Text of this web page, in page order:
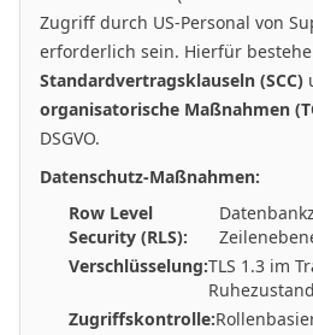
Zugriff durch US-Personal von
erforderlich sein. Hierfür
Standardvertragsklauseln (SCC)
organisatorische Maßnahmen
DSGVO.
Datenschutz-Maßnahmen:
Row Level
Security (RLS):
Verschlüsselung:TLS 1.3 im
Ruhezustand
Zugriffskontrolle: